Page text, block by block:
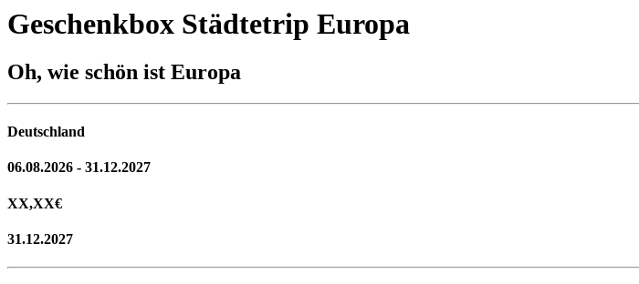
Geschenkbox Städtetrip Europa
Oh, wie schön ist Europa
Deutschland
06.08.2026 - 31.12.2027
XX,XX€
31.12.2027